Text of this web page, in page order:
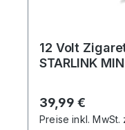
12 Volt
STARLINK
Regulärer Preis:
39,99 €
Preise inkl.